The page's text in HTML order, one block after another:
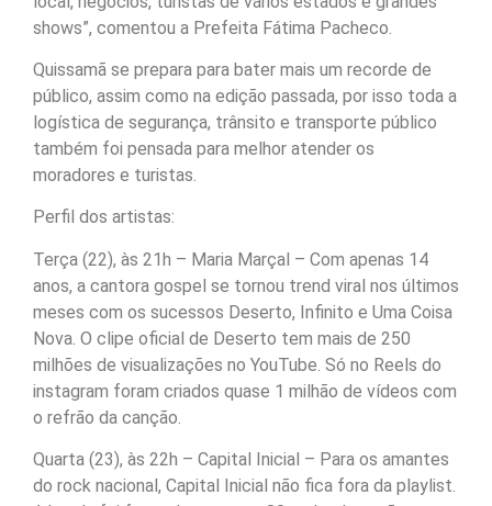
shows”, comentou a Prefeita Fátima Pacheco.
Quissamã se prepara para bater mais um recorde de
público, assim como na edição passada, por isso toda a
logística de segurança, trânsito e transporte público
também foi pensada para melhor atender os
moradores e turistas.
Perfil dos artistas:
Terça (22), às 21h – Maria Marçal – Com apenas 14
anos, a cantora gospel se tornou trend viral nos últimos
meses com os sucessos Deserto, Infinito e Uma Coisa
Nova. O clipe oficial de Deserto tem mais de 250
milhões de visualizações no YouTube. Só no Reels do
instagram foram criados quase 1 milhão de vídeos com
o refrão da canção.
Quarta (23), às 22h – Capital Inicial – Para os amantes
do rock nacional, Capital Inicial não fica fora da playlist.